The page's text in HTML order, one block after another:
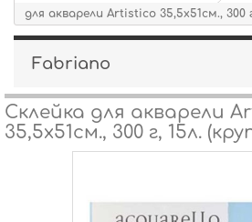
для акварели Artistico 35,5х51см., 300
Fabriano
Склейка для акварели
35,5х51см., 300 г, 15л.